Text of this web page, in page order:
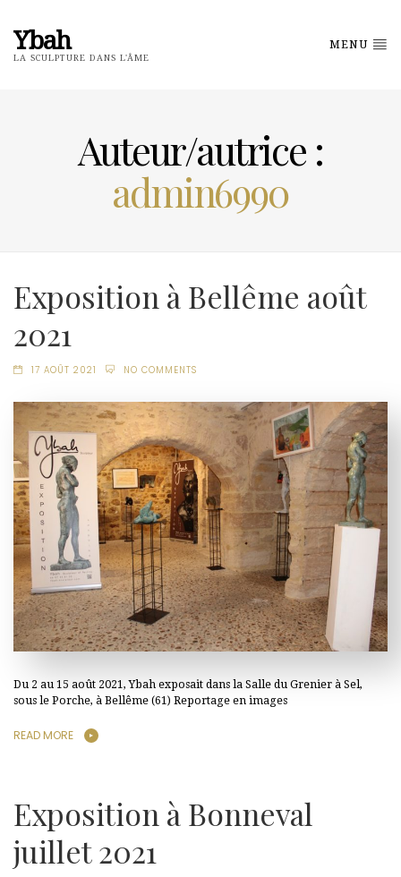
Ybah
LA SCULPTURE DANS L'ÂME
MENU
Auteur/autrice :
admin6990
Exposition à Bellême août
2021
17 AOÛT 2021 NO COMMENTS
Du 2 au 15 août 2021, Ybah exposait dans la Salle du Grenier à Sel,
sous le Porche, à Bellême (61) Reportage en images
READ MORE
Exposition à Bonneval
juillet 2021